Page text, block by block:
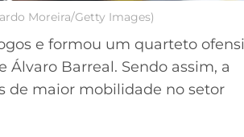
Moreira/Getty Images)
e formou um quarteto
Barreal. Sendo assim, a
de maior mobilidade no setor